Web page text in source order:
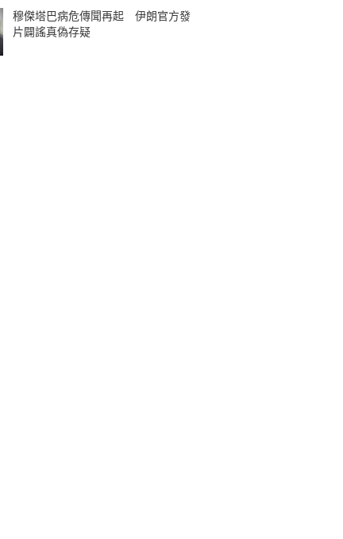
穆傑塔巴病危傳聞再起 伊朗官方發
片闢謠真偽存疑